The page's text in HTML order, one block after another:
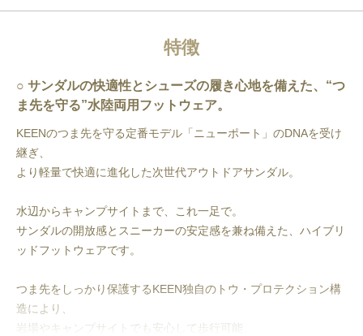
特徴
サンダルの快適性とシューズの履き心地を備えた、“つ
ま先を守る”水陸両用フットウェア。
KEENのつま先を守る定番モデル「ニューポート」のDNAを受け
継ぎ、
より軽量で快適に進化した次世代アウトドアサンダル。
水辺からキャンプサイトまで、これ一足で。
サンダルの開放感とスニーカーの安定感を兼ね備えた、ハイブリ
ッドフットウェアです。
つま先をしっかり保護するKEEN独自のトウ・プロテクション構
造により、
岩場やキャンプサイトでも安心して歩行可能。